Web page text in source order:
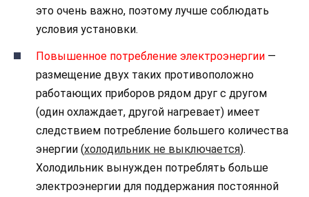
это очень важно, поэтому лучше соблюдать
условия установки.
Повышенное потребление электроэнергии —
размещение двух таких противоположно
работающих приборов рядом друг с другом
(один охлаждает, другой нагревает) имеет
следствием потребление большего количества
энергии (холодильник не выключается).
Холодильник вынужден потреблять больше
электроэнергии для поддержания постоянной